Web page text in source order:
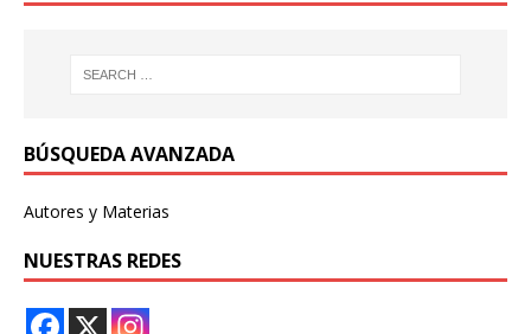
BÚSQUEDA AVANZADA
Autores y Materias
NUESTRAS REDES